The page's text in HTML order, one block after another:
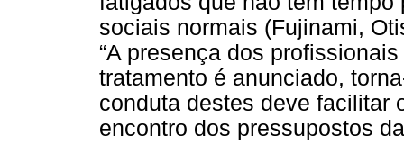
sociais normais (Fujinami,
“A presença dos
tratamento é anunciado,
conduta destes deve facilitar
encontro dos pressupostos